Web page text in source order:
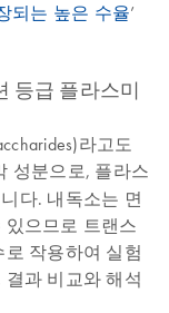
되는 높은 수율’
등급 플라스미
라고도
성분으로, 플라스
다. 내독소는 면
으므로 트랜스
작용하여 실험
과 비교와 해석